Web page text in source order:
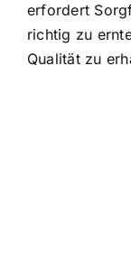
erfordert
richtig zu
Qualität zu